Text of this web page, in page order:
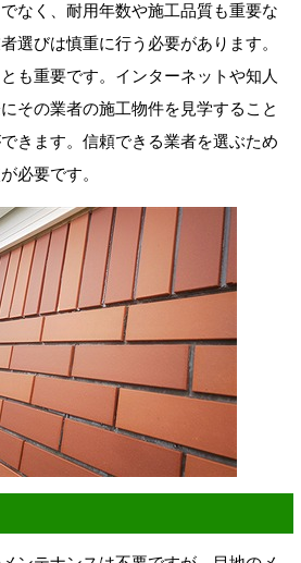
なく、耐用年数や施工品質も重要な
選びは慎重に行う必要があります。
も重要です。インターネットや知人
その業者の施工物件を見学すること
きます。信頼できる業者を選ぶため
必要です。